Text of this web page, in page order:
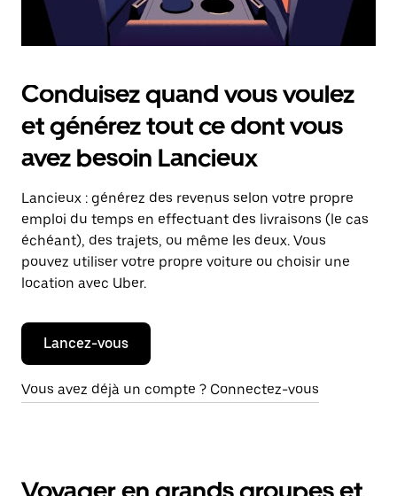
Conduisez quand vous voulez
et générez tout ce dont vous
avez besoin Lancieux
Lancieux : générez des revenus selon votre propre
emploi du temps en effectuant des livraisons (le cas
échéant), des trajets, ou même les deux. Vous
pouvez utiliser votre propre voiture ou choisir une
location avec Uber.
Lancez-vous
Vous avez déjà un compte ? Connectez-vous